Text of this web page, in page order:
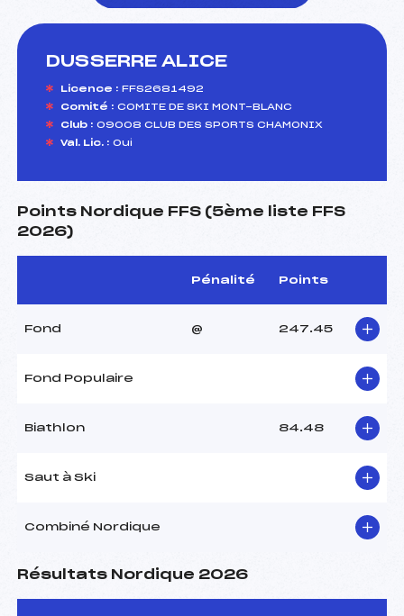
DUSSERRE ALICE
Licence : FFS2681492
Comité : COMITE DE SKI MONT-BLANC
Club : 09008 CLUB DES SPORTS CHAMONIX
Val. Lic. : Oui
Points Nordique FFS (5ème liste FFS
2026)
Pénalité Points
Fond @ 247.45
Fond Populaire
Biathlon 84.48
Saut à Ski
Combiné Nordique
Résultats Nordique 2026